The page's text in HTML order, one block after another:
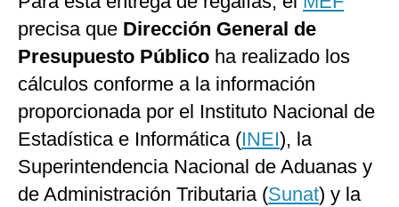
precisa que Dirección General de
Presupuesto Público ha realizado los
cálculos conforme a la información
proporcionada por el Instituto Nacional de
Estadística e Informática (INEI), la
Superintendencia Nacional de Aduanas y
de Administración Tributaria (Sunat) y la